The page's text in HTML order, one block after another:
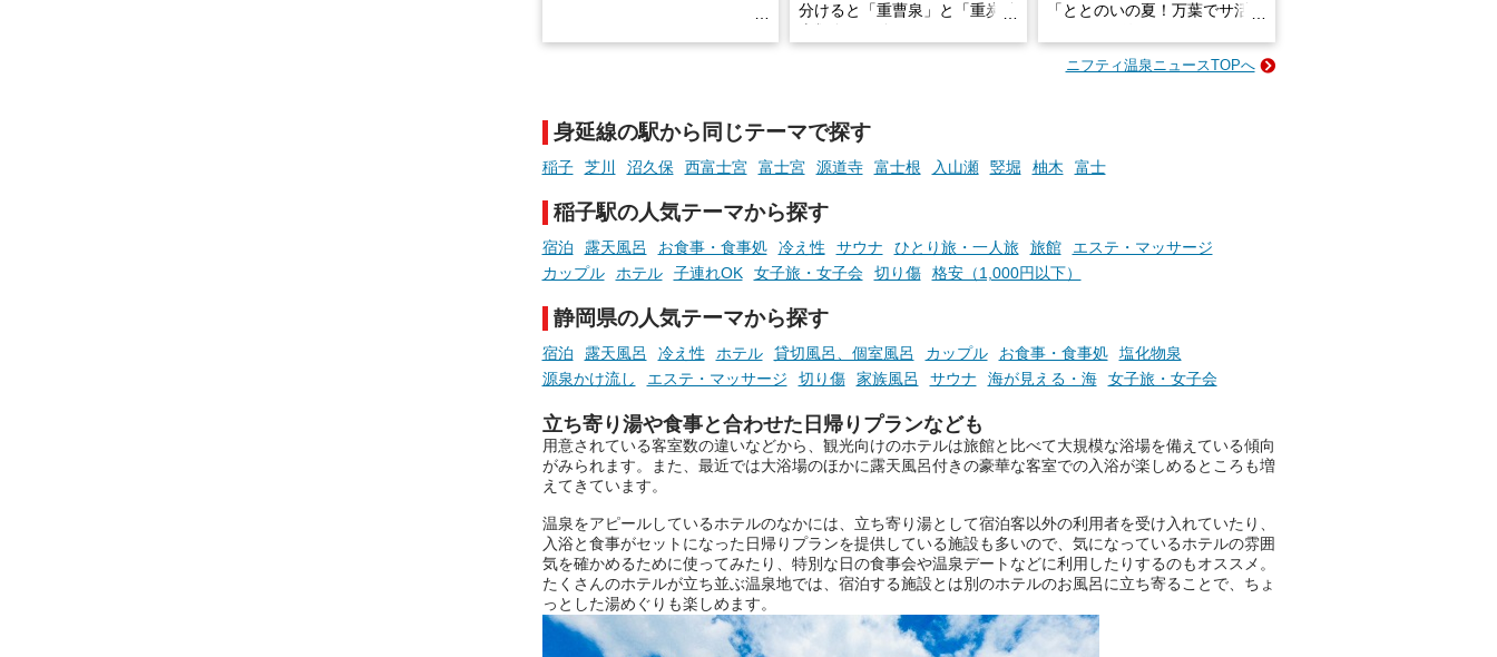
た「これからのこと」や「ちょ
っとした悩み」が、頭に浮かん
でくることはありませんか？
お風呂でリラックスしているか
らこそ向き合える、大切な自分
の本音。
そんな心のつぶやきを、湯あが
りの温まった心のまま相談でき
たら素敵ですよね。
ニフティ温泉の「占いベンチ」
は、そんなあなたの心のつぶや
きをプロの占い師に相談するこ
とができるサービスです。
おふろパス会員様なら、この特
別なひとときを「毎月10分無
料」でご利用いただけます。
分けると「重曹泉」と「重炭酸
す。
今回は筆者自ら入浴した中か
ら、日本各地にある炭酸水素塩
泉を12施設セレクト。すべて
日帰り入浴可能で、源泉かけ流
しと泉質の良さにこだわりつ
つ、万人におすすめしたい施設
を厳選しました。
「ととのいの夏！万葉でサ活2
2026年8月1日（土）～8月31
札」を集めることで、オリジナ
ルグッズや無料券などの特典と
さらに、各館ではアロマロウリ
ュやアウフグースなど、サウナ
好きにはたまらない多彩なイベ
───
提供元：万葉倶楽部株式会社
この記事は万葉倶楽部株式会社
のPR記事です。
ニフティ温泉ニュースTOPへ
身延線の駅から同じテーマで探す
稲子 芝川 沼久保 西富士宮 富士宮 源道寺 富士根 入山瀬 竪堀 柚木 富士
稲子駅の人気テーマから探す
宿泊 露天風呂 お食事・食事処 冷え性 サウナ ひとり旅・一人旅 旅館
エステ・マッサージ
カップル
ホテル 子連れOK 女子旅・女子会 切り傷 格安（1,000円以下）
静岡県の人気テーマから探す
宿泊 露天風呂 冷え性 ホテル 貸切風呂、個室風呂 カップル お食事・食事処
塩化物泉
源泉かけ流し
エステ・マッサージ 切り傷 家族風呂 サウナ 海が見える・海 女子旅・女子会
立ち寄り湯や食事と合わせた日帰りプランなども
用意されている客室数の違いなどから、観光向けのホテルは旅館と比べて大規模な浴場を備えている傾向
がみられます。また、最近では大浴場のほかに露天風呂付きの豪華な客室での入浴が楽しめるところも増
えてきています。
温泉をアピールしているホテルのなかには、立ち寄り湯として宿泊客以外の利用者を受け入れていたり、
入浴と食事がセットになった日帰りプランを提供している施設も多いので、気になっているホテルの雰囲
気を確かめるために使ってみたり、特別な日の食事会や温泉デートなどに利用したりするのもオススメ。
たくさんのホテルが立ち並ぶ温泉地では、宿泊する施設とは別のホテルのお風呂に立ち寄ることで、ちょ
っとした湯めぐりも楽しめます。